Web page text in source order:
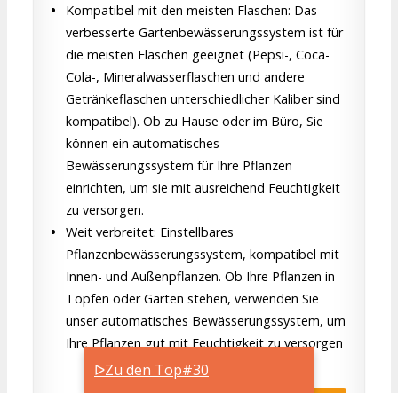
ᐅZu den Top#30
Kompatibel mit den meisten Flaschen: Das
verbesserte Gartenbewässerungssystem ist für
die meisten Flaschen geeignet (Pepsi-, Coca-
Cola-, Mineralwasserflaschen und andere
Getränkeflaschen unterschiedlicher Kaliber sind
kompatibel). Ob zu Hause oder im Büro, Sie
können ein automatisches
Bewässerungssystem für Ihre Pflanzen
einrichten, um sie mit ausreichend Feuchtigkeit
zu versorgen.
Weit verbreitet: Einstellbares
Pflanzenbewässerungssystem, kompatibel mit
Innen- und Außenpflanzen. Ob Ihre Pflanzen in
Töpfen oder Gärten stehen, verwenden Sie
unser automatisches Bewässerungssystem, um
Ihre Pflanzen gut mit Feuchtigkeit zu versorgen